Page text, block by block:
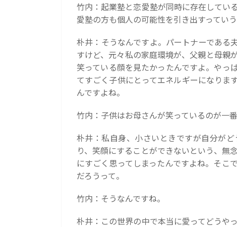
竹内：起業塾と恋愛塾が同時に存在してい
愛塾の方も個人の可能性を引き出すってい
朴井：そうなんですよ。パートナーである
すけど、元々私の家庭環境が、父親と母親
笑っている顔を見たかったんですよ。やっ
てすごく子供にとってエネルギーになりま
んですよね。
竹内：子供はお母さんが笑っているのが一
朴井：私自身、小さいときですが自分が
り、笑顔にすることができないという、
にすごく思ってしまったんですよね。そこ
だろうって。
竹内：そうなんですね。
朴井：この世界の中で本当に愛ってどうや